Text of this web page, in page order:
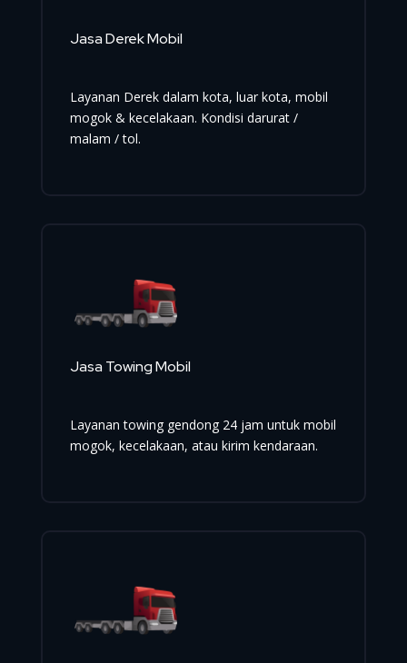
Jasa Derek Mobil
Layanan Derek dalam kota, luar kota, mobil
mogok & kecelakaan. Kondisi darurat /
malam / tol.
Jasa Towing Mobil
Layanan towing gendong 24 jam untuk mobil
mogok, kecelakaan, atau kirim kendaraan.